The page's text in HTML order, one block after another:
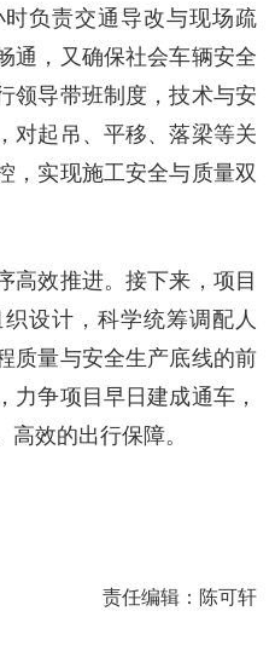
负责交通导改与现场疏
通，又确保社会车辆安全
领导带班制度，技术与安
对起吊、平移、落梁等关
，实现施工安全与质量双
高效推进。接下来，项目
设计，科学统筹调配人
质量与安全生产底线的前
力争项目早日建成通车，
效的出行保障。
责任编辑：陈可轩